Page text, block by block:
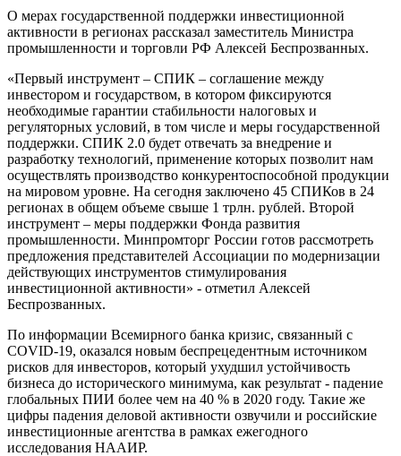
О мерах государственной поддержки инвестиционной
активности в регионах рассказал заместитель Министра
промышленности и торговли РФ Алексей Беспрозванных.
«Первый инструмент – СПИК – соглашение между
инвестором и государством, в котором фиксируются
необходимые гарантии стабильности налоговых и
регуляторных условий, в том числе и меры государственной
поддержки. СПИК 2.0 будет отвечать за внедрение и
разработку технологий, применение которых позволит нам
осуществлять производство конкурентоспособной продукции
на мировом уровне. На сегодня заключено 45 СПИКов в 24
регионах в общем объеме свыше 1 трлн. рублей. Второй
инструмент – меры поддержки Фонда развития
промышленности. Минпромторг России готов рассмотреть
предложения представителей Ассоциации по модернизации
действующих инструментов стимулирования
инвестиционной активности» - отметил Алексей
Беспрозванных.
По информации Всемирного банка кризис, связанный с
COVID-19, оказался новым беспрецедентным источником
рисков для инвесторов, который ухудшил устойчивость
бизнеса до исторического минимума, как результат - падение
глобальных ПИИ более чем на 40 % в 2020 году. Такие же
цифры падения деловой активности озвучили и российские
инвестиционные агентства в рамках ежегодного
исследования НААИР.